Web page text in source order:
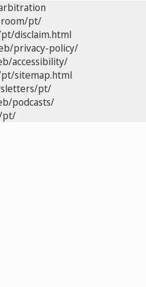
pt/
disclaim.html
privacy-policy/
accessibility/
sitemap.html
pt/
podcasts/
pt/